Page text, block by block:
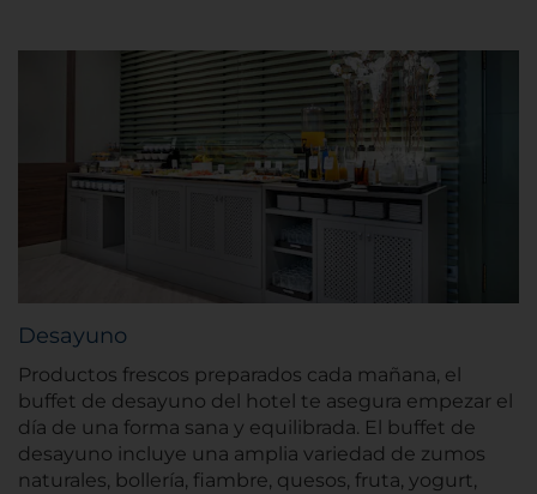
Desayuno
Productos frescos preparados cada mañana, el
buffet de desayuno del hotel te asegura empezar el
día de una forma sana y equilibrada. El buffet de
desayuno incluye una amplia variedad de zumos
naturales, bollería, fiambre, quesos, fruta, yogurt,